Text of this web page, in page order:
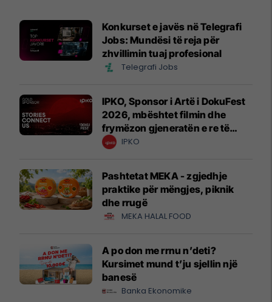
Konkurset e javës në Telegrafi
Jobs: Mundësi të reja për
zhvillimin tuaj profesional
Telegrafi Jobs
IPKO, Sponsor i Artë i DokuFest
2026, mbështet filmin dhe
frymëzon gjeneratën e re të
krijuesve
IPKO
Pashtetat MEKA - zgjedhje
praktike për mëngjes, piknik
dhe rrugë
MEKA HALAL FOOD
A po don me rrnu n’deti?
Kursimet mund t’ju sjellin një
banesë
Banka Ekonomike